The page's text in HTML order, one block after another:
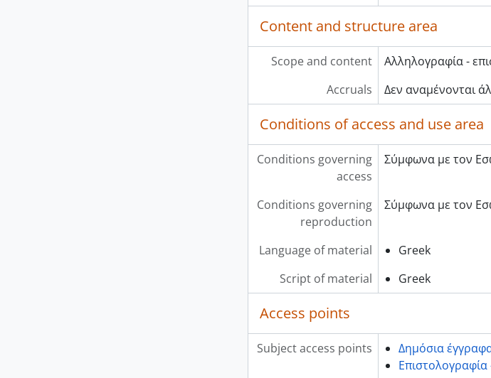
Content and structure area
Scope and content
Αλληλογραφία -
Accruals
Δεν αναμένονται
Conditions of access and use area
Conditions governing
access
Σύμφωνα με τον
Conditions governing
reproduction
Σύμφωνα με τον
Language of material
Greek
Script of material
Greek
Access points
Subject access points
Δημόσια